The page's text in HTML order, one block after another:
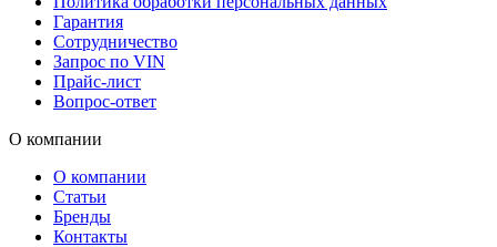
Гарантия
Сотрудничество
Запрос по VIN
Прайс-лист
Вопрос-ответ
О компании
О компании
Статьи
Бренды
Контакты